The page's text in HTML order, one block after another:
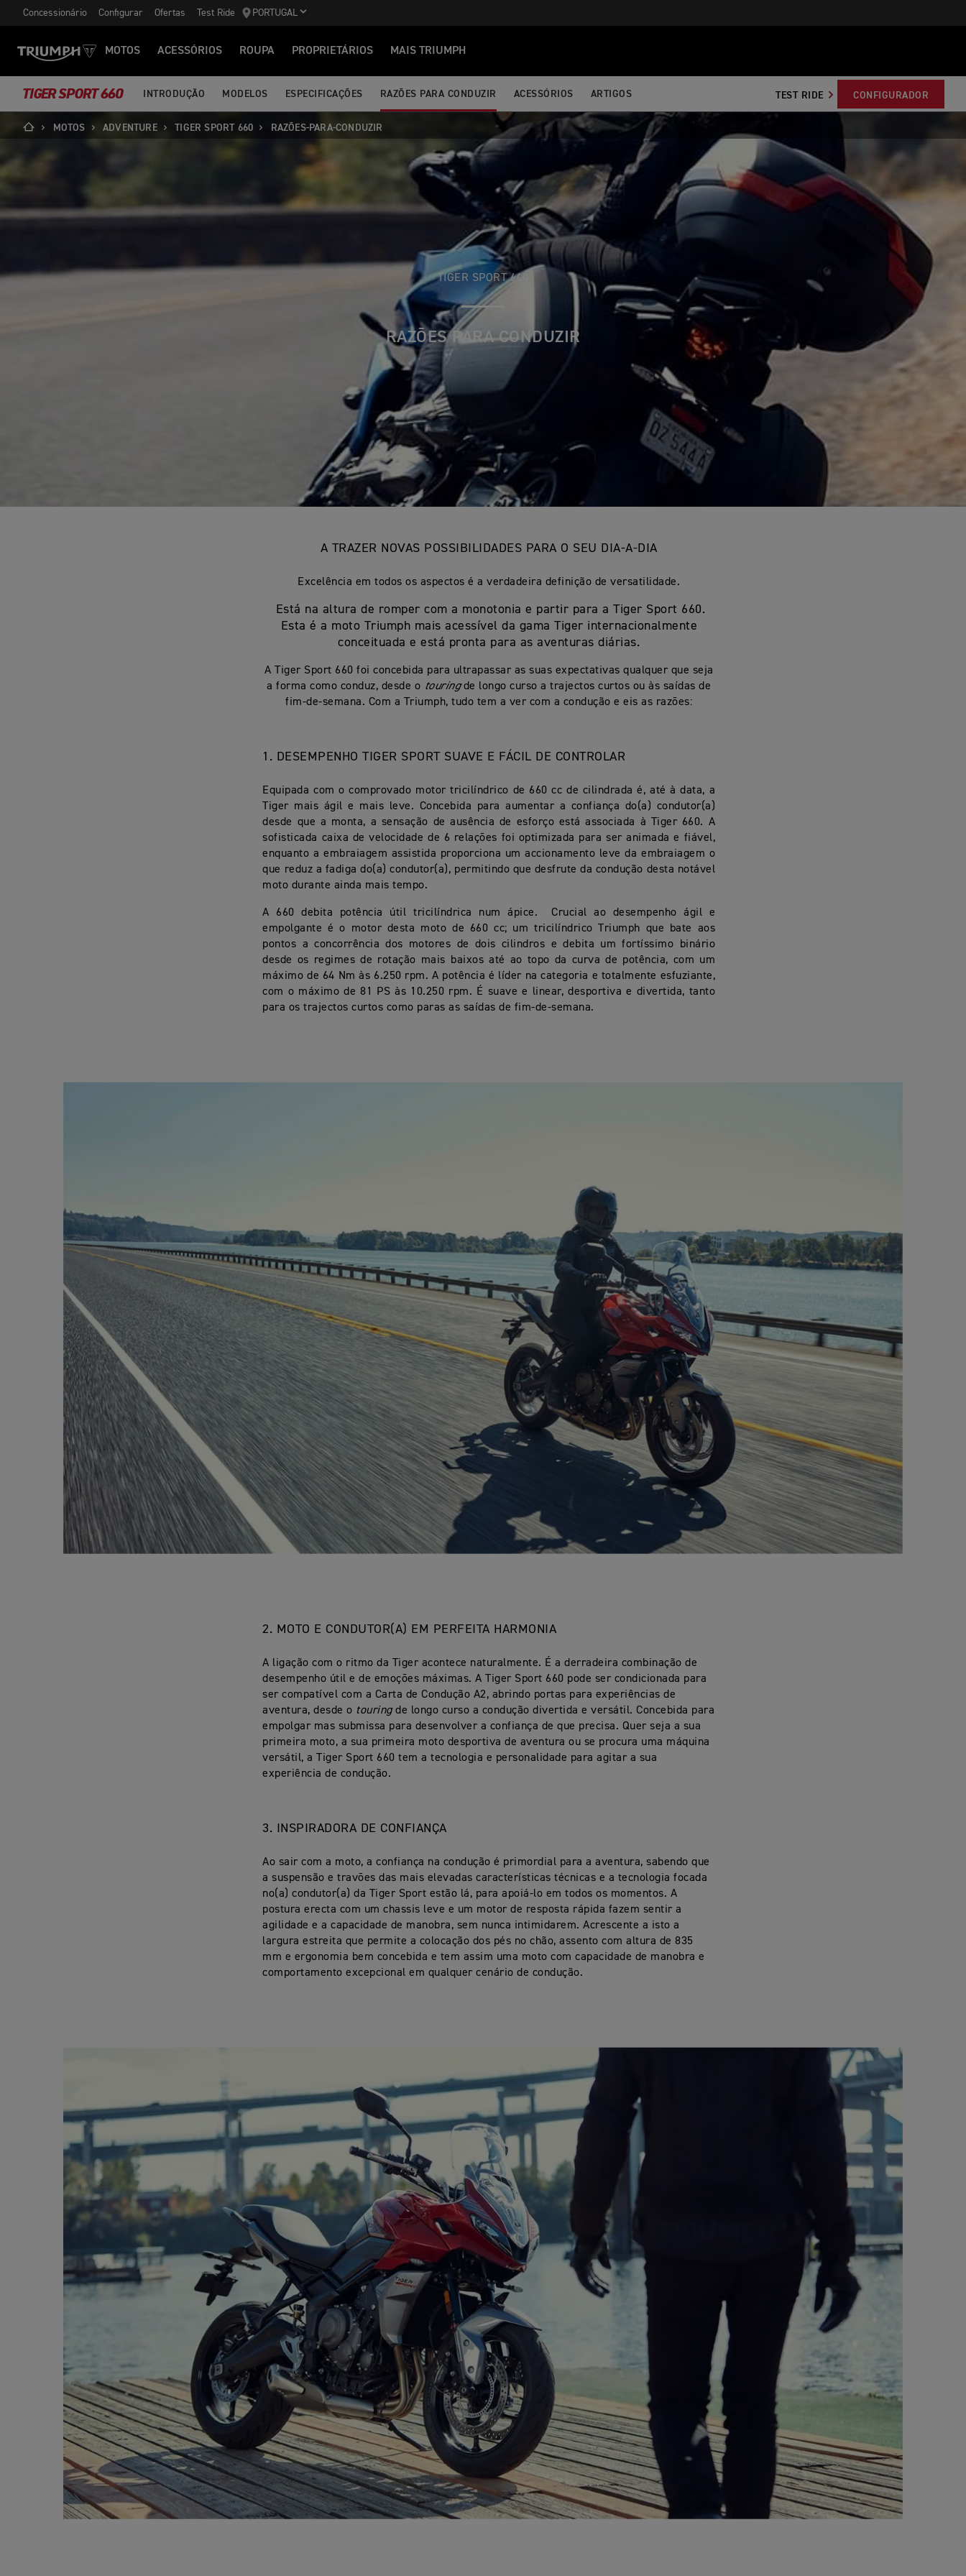
Concessionário Configurar Ofertas Test Ride PORTUGAL
MOTOS ACESSÓRIOS ROUPA PROPRIETÁRIOS MAIS TRIUMPH
TIGER SPORT 660 INTRODUÇÃO MODELOS ESPECIFICAÇÕES RAZÕES PARA CONDUZIR ACESSÓRIOS ARTIGOS TEST RIDE CONFIGURADOR
MOTOS ADVENTURE TIGER SPORT 660 RAZÕES-PARA-CONDUZIR
TIGER SPORT 660
RAZÕES PARA CONDUZIR
A TRAZER NOVAS POSSIBILIDADES PARA O SEU DIA-A-DIA
Excelência em todos os aspectos é a verdadeira definição de versatilidade.
Está na altura de romper com a monotonia e partir para a Tiger Sport 660.
Esta é a moto Triumph mais acessível da gama Tiger internacionalmente
conceituada e está pronta para as aventuras diárias.
A Tiger Sport 660 foi concebida para ultrapassar as suas expectativas qualquer que seja
a forma como conduz, desde o touringde longo curso a trajectos curtos ou às saídas de
fim-de-semana. Com a Triumph, tudo tem a ver com a condução e eis as razões:
1. DESEMPENHO TIGER SPORT SUAVE E FÁCIL DE CONTROLAR
Equipada com o comprovado motor tricilíndrico de 660 cc de cilindrada é, até à data, a
Tiger mais ágil e mais leve. Concebida para aumentar a confiança do(a) condutor(a)
desde que a monta, a sensação de ausência de esforço está associada à Tiger 660. A
sofisticada caixa de velocidade de 6 relações foi optimizada para ser animada e fiável,
enquanto a embraiagem assistida proporciona um accionamento leve da embraiagem o
que reduz a fadiga do(a) condutor(a), permitindo que desfrute da condução desta notável
moto durante ainda mais tempo.
A 660 debita potência útil tricilíndrica num ápice. Crucial ao desempenho ágil e
empolgante é o motor desta moto de 660 cc; um tricilíndrico Triumph que bate aos
pontos a concorrência dos motores de dois cilindros e debita um fortíssimo binário
desde os regimes de rotação mais baixos até ao topo da curva de potência, com um
máximo de 64 Nm às 6.250 rpm. A potência é líder na categoria e totalmente esfuziante,
com o máximo de 81 PS às 10.250 rpm. É suave e linear, desportiva e divertida, tanto
para os trajectos curtos como paras as saídas de fim-de-semana.
2. MOTO E CONDUTOR(A) EM PERFEITA HARMONIA
A ligação com o ritmo da Tiger acontece naturalmente. É a derradeira combinação de
desempenho útil e de emoções máximas. A Tiger Sport 660 pode ser condicionada para
ser compatível com a Carta de Condução A2, abrindo portas para experiências de
aventura, desde o touringde longo curso a condução divertida e versátil. Concebida para
empolgar mas submissa para desenvolver a confiança de que precisa. Quer seja a sua
primeira moto, a sua primeira moto desportiva de aventura ou se procura uma máquina
versátil, a Tiger Sport 660 tem a tecnologia e personalidade para agitar a sua
experiência de condução.
3. INSPIRADORA DE CONFIANÇA
Ao sair com a moto, a confiança na condução é primordial para a aventura, sabendo que
a suspensão e travões das mais elevadas características técnicas e a tecnologia focada
no(a) condutor(a) da Tiger Sport estão lá, para apoiá-lo em todos os momentos. A
postura erecta com um chassis leve e um motor de resposta rápida fazem sentir a
agilidade e a capacidade de manobra, sem nunca intimidarem. Acrescente a isto a
largura estreita que permite a colocação dos pés no chão, assento com altura de 835
mm e ergonomia bem concebida e tem assim uma moto com capacidade de manobra e
comportamento excepcional em qualquer cenário de condução.